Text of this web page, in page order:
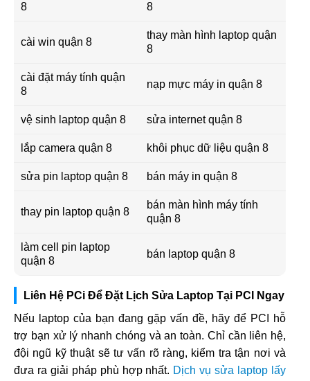
8
8
cài win quận 8
thay màn hình laptop quận
8
cài đặt máy tính quận
8
nạp mực máy in quận 8
vệ sinh laptop quận 8 sửa internet quận 8
lắp camera quận 8 khôi phục dữ liệu quận 8
sửa pin laptop quận 8 bán máy in quận 8
thay pin laptop quận 8
bán màn hình máy tính
quận 8
làm cell pin laptop
quận 8
bán laptop quận 8
Liên Hệ PCi Để Đặt Lịch Sửa Laptop Tại PCI Ngay
Nếu laptop của bạn đang gặp vấn đề, hãy để PCI hỗ
trợ bạn xử lý nhanh chóng và an toàn. Chỉ cần liên hệ,
đội ngũ kỹ thuật sẽ tư vấn rõ ràng, kiểm tra tận nơi và
đưa ra giải pháp phù hợp nhất. Dịch vụ sửa laptop lấy